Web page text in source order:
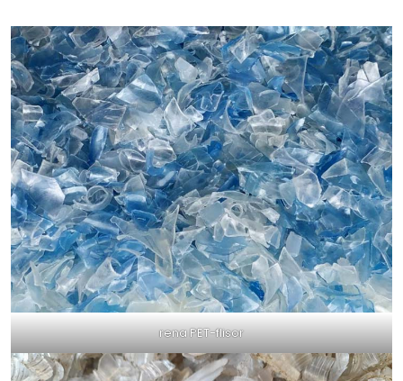
rena PET-flisor